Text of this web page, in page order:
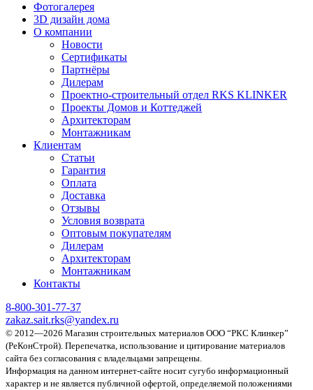
Фотогалерея
3D дизайн дома
О компании
Новости
Сертификаты
Партнёры
Дилерам
Проектно-строительный отдел RKS KLINKER
Проекты Домов и Коттеджей
Архитекторам
Монтажникам
Клиентам
Статьи
Гарантия
Оплата
Доставка
Отзывы
Условия возврата
Оптовым покупателям
Дилерам
Архитекторам
Монтажникам
Контакты
8-800-301-77-37
zakaz.sait.rks@yandex.ru
© 2012—2026 Магазин строительных материалов ООО “РКС Клинкер”
(РеКонСтрой). Перепечатка, использование и цитирование материалов
сайта без согласования с владельцами запрещены.
Информация на данном интернет-сайте носит сугубо информационный
характер и не является публичной офертой, определяемой положениями